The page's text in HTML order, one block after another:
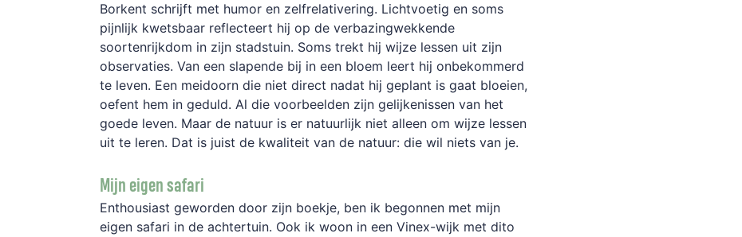
Borkent schrijft met humor en zelfrelativering. Lichtvoetig en soms
pijnlijk kwetsbaar reflecteert hij op de verbazingwekkende
soortenrijkdom in zijn stadstuin. Soms trekt hij wijze lessen uit zijn
observaties. Van een slapende bij in een bloem leert hij onbekommerd
te leven. Een meidoorn die niet direct nadat hij geplant is gaat bloeien,
oefent hem in geduld. Al die voorbeelden zijn gelijkenissen van het
goede leven. Maar de natuur is er natuurlijk niet alleen om wijze lessen
uit te leren. Dat is juist de kwaliteit van de natuur: die wil niets van je.
Mijn eigen safari
Enthousiast geworden door zijn boekje, ben ik begonnen met mijn
eigen safari in de achtertuin. Ook ik woon in een Vinex-wijk met dito